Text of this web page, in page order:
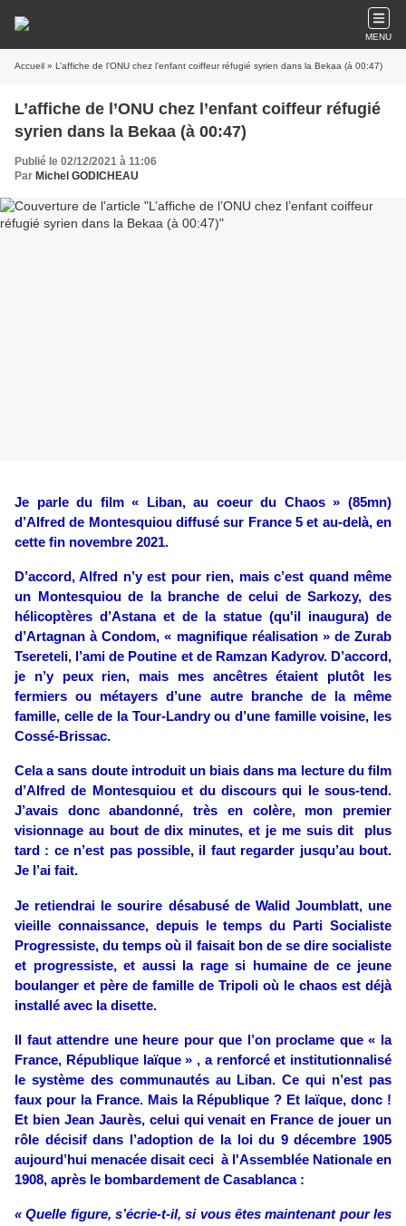
MENU
Accueil » L’affiche de l’ONU chez l’enfant coiffeur réfugié syrien dans la Bekaa (à 00:47)
L’affiche de l’ONU chez l’enfant coiffeur réfugié
syrien dans la Bekaa (à 00:47)
Publié le 02/12/2021 à 11:06
Par Michel GODICHEAU
Je parle du film « Liban, au coeur du Chaos » (85mn)
d’Alfred de Montesquiou diffusé sur France 5 et au-delà, en
cette fin novembre 2021.
D’accord, Alfred n’y est pour rien, mais c’est quand même
un Montesquiou de la branche de celui de Sarkozy, des
hélicoptères d’Astana et de la statue (qu'il inaugura) de
d’Artagnan à Condom, « magnifique réalisation » de Zurab
Tsereteli, l’ami de Poutine et de Ramzan Kadyrov. D’accord,
je n’y peux rien, mais mes ancêtres étaient plutôt les
fermiers ou métayers d’une autre branche de la même
famille, celle de la Tour-Landry ou d’une famille voisine, les
Cossé-Brissac.
Cela a sans doute introduit un biais dans ma lecture du film
d’Alfred de Montesquiou et du discours qui le sous-tend.
J’avais donc abandonné, très en colère, mon premier
visionnage au bout de dix minutes, et je me suis dit plus
tard : ce n’est pas possible, il faut regarder jusqu’au bout.
Je l’ai fait.
Je retiendrai le sourire désabusé de Walid Joumblatt, une
vieille connaissance, depuis le temps du Parti Socialiste
Progressiste, du temps où il faisait bon de se dire socialiste
et progressiste, et aussi la rage si humaine de ce jeune
boulanger et père de famille de Tripoli où le chaos est déjà
installé avec la disette.
Il faut attendre une heure pour que l’on proclame que « la
France, République laïque » , a renforcé et institutionnalisé
le système des communautés au Liban. Ce qui n’est pas
faux pour la France.Mais la République ? Et laïque, donc !
Et bien Jean Jaurès, celui qui venait en France de jouer un
rôle décisif dans l’adoption de la loi du 9 décembre 1905
aujourd’hui menacée disait ceci à l'Assemblée Nationale en
1908, après le bombardement de Casablanca :
« Quelle figure, s’écrie-t-il, si vous êtes maintenant pour les